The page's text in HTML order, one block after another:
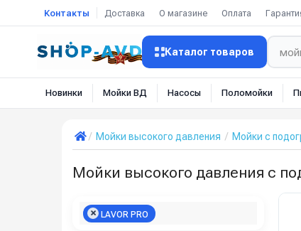
Контакты Доставка О магазине Оплата
Каталог товаров
Новинки Мойки ВД Насосы Поломойки
Мойки высокого давления Мойки с
Мойки высокого давления с
LAVOR PRO